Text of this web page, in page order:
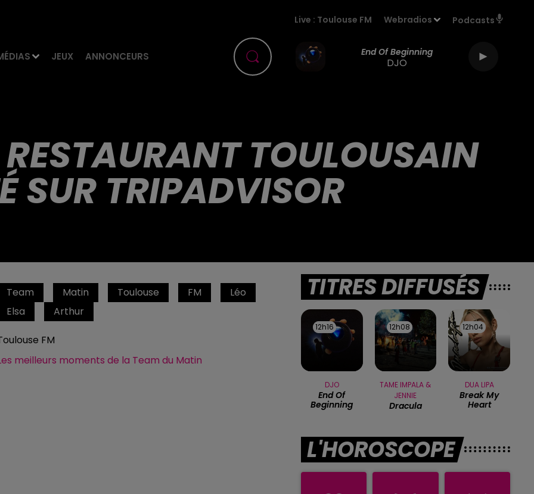
JEUX ANNONCEURS
Live : Toulouse FM Webradios Podcasts
End Of Beginning
DJO
RESTAURANT TOULOUSAIN
SUR TRIPADVISOR
Team Matin Toulouse FM
Léo
Elsa
Arthur
FM
meilleurs moments de la Team du Matin
TITRES DIFFUSÉS
12h16
12h16
DJO
End Of
Beginning
12h08
12h08
TAME IMPALA &
JENNIE
Dracula
12h04
12h04
DUA LIPA
Break My
Heart
L'HOROSCOPE